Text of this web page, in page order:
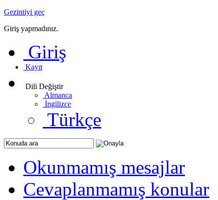
Gezintiyi geç
Giriş yapmadınız.
Giriş
Kayıt
Dili Değiştir
Almanca
İngilizce
Türkçe
Okunmamış mesajlar
Cevaplanmamış konular